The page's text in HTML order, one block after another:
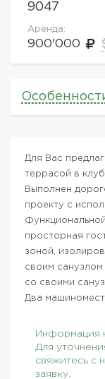
9047
Аренда:
900'000
Для Вас
террасой в
Выполнен
проекту с
просторная
зоной,
своим санузлом
со своими
Два
Информация
Для
свяжитесь с
заявку.